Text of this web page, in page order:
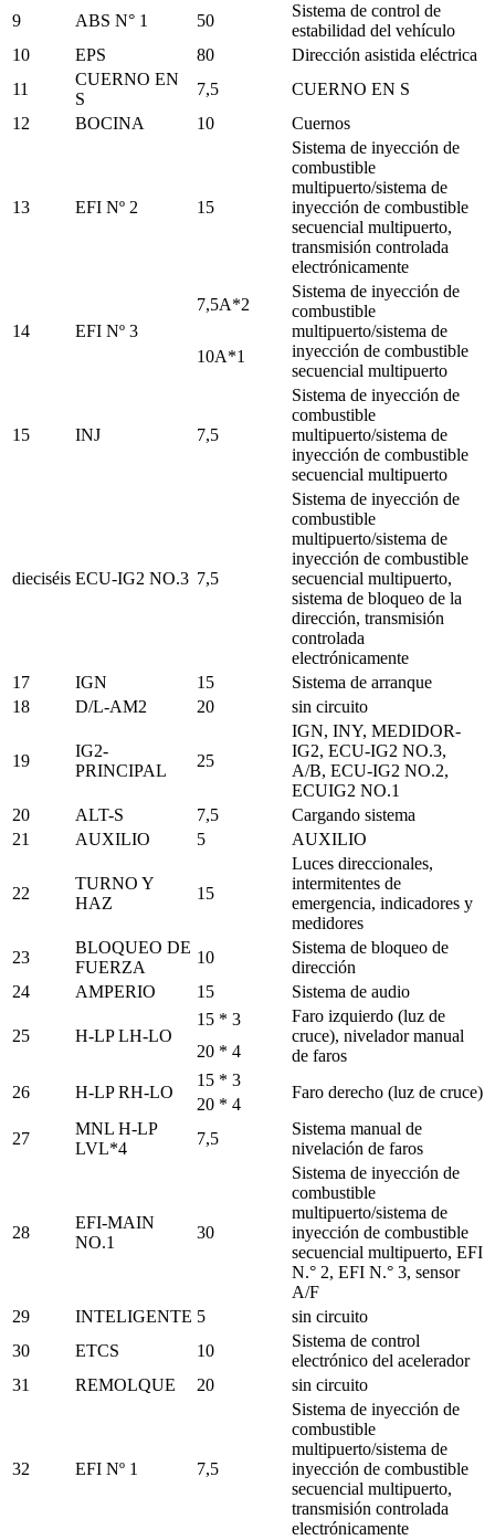
9
ABS N° 1 50
Sistema de control de
estabilidad del vehículo
10
EPS 80
Dirección asistida eléctrica
11
CUERNO EN
S
7,5
CUERNO EN S
12
BOCINA 10 Cuernos
13 EFI Nº 2 15
Sistema de inyección de
combustible
multipuerto/sistema de
inyección de combustible
secuencial multipuerto,
transmisión controlada
electrónicamente
14 EFI Nº 3
7,5A*2
Sistema de inyección de
combustible
multipuerto/sistema de
inyección de combustible
secuencial multipuerto
10A*1
15 INJ 7,5
Sistema de inyección de
combustible
multipuerto/sistema de
inyección de combustible
secuencial multipuerto
dieciséis ECU-IG2 NO.3 7,5
Sistema de inyección de
combustible
multipuerto/sistema de
inyección de combustible
secuencial multipuerto,
sistema de bloqueo de la
dirección, transmisión
controlada
electrónicamente
17
IGN 15
Sistema de arranque
18
D/L-AM2 20 sin circuito
19
IG2-
PRINCIPAL
25
IGN, INY, MEDIDOR-
IG2, ECU-IG2 NO.3,
A/B, ECU-IG2 NO.2,
ECUIG2 NO.1
20
ALT-S 7,5
Cargando sistema
21
AUXILIO 5 AUXILIO
22
TURNO Y
HAZ
15
Luces direccionales,
intermitentes de
emergencia, indicadores y
medidores
23
BLOQUEO DE
FUERZA
10
Sistema de bloqueo de
dirección
24
AMPERIO 15 Sistema de audio
25 H-LP LH-LO
15 * 3
Faro izquierdo (luz de
cruce), nivelador manual
de faros
20 * 4
26 H-LP RH-LO
15 * 3
Faro derecho (luz de cruce)
20 * 4
27
MNL H-LP
LVL*4
7,5
Sistema manual de
nivelación de faros
28
EFI-MAIN
NO.1
30
Sistema de inyección de
combustible
multipuerto/sistema de
inyección de combustible
secuencial multipuerto, EFI
N.° 2, EFI N.° 3, sensor
A/F
29
INTELIGENTE 5
sin circuito
30
ETCS 10
Sistema de control
electrónico del acelerador
31
REMOLQUE 20 sin circuito
32 EFI Nº 1 7,5
Sistema de inyección de
combustible
multipuerto/sistema de
inyección de combustible
secuencial multipuerto,
transmisión controlada
electrónicamente